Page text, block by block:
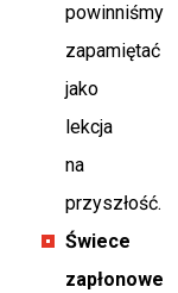
powinniśmy
zapamiętać
jako
lekcja
na
przyszłość.
Świece
zapłonowe